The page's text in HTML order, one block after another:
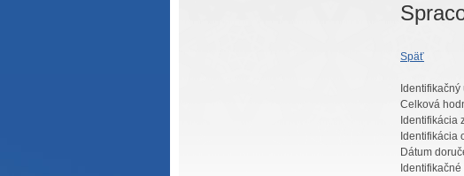
Späť
Celková
Identifikácia
Identifikácia
Dátum